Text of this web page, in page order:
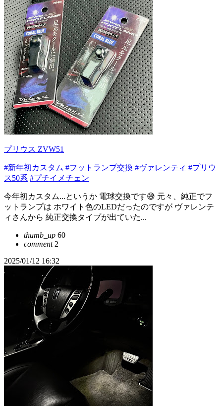
プリウス ZVW51
#新年初カスタム #フットランプ交換 #ヴァレンティ #プリウ
ス50系 #プチイメチェン
今年初カスタム...というか 電球交換です😅 元々、純正でフ
ットランプは ホワイト色のLEDだったのですが ヴァレンテ
ィさんから 純正交換タイプが出ていた...
thumb_up 60
comment2
2025/01/12 16:32